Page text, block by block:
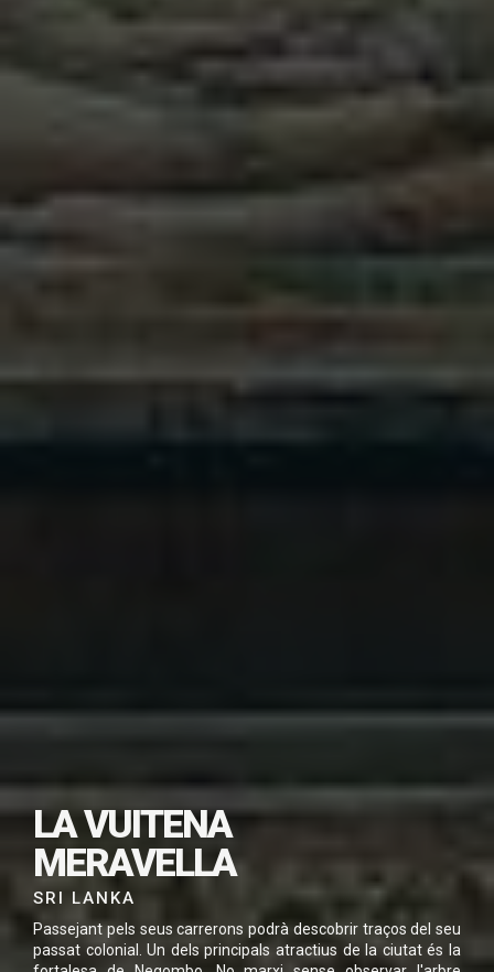
LA VUITENA
MERAVELLA
SRI LANKA
Passejant pels seus carrerons podrà descobrir traços del seu
passat colonial. Un dels principals atractius de la ciutat és la
SUBSCRIU-TE PER
DESCARREGAR
AQUEST VIATGE EN
PDF